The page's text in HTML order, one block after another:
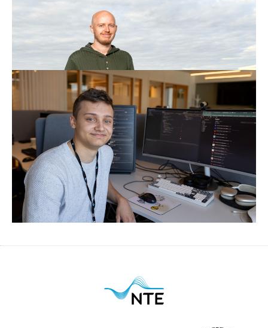
Hos NTE handler digitalisering ikke bare om teknologi,
men om mennesker som tør å utfordre vaner. Terje
Sakariassen er en av dem.
Les mer om Terje
Førstemann ut
Emil Rognan Skjetne kan smykke seg med å være en
av de første i landet med fagbrev i IT-utvikling.
Les mer om Emil